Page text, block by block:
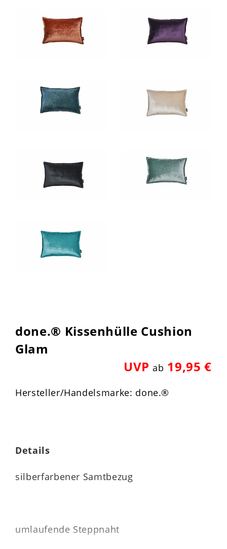
done.® Kissenhülle Cushion
Glam
UVPab 19,95 €
Hersteller/Handelsmarke: done.®
Details
silberfarbener Samtbezug
umlaufende Steppnaht